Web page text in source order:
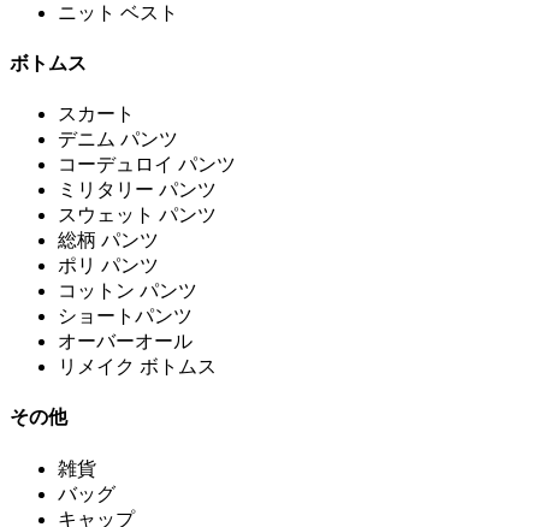
ニット ベスト
ボトムス
スカート
デニム パンツ
コーデュロイ パンツ
ミリタリー パンツ
スウェット パンツ
総柄 パンツ
ポリ パンツ
コットン パンツ
ショートパンツ
オーバーオール
リメイク ボトムス
その他
雑貨
バッグ
キャップ